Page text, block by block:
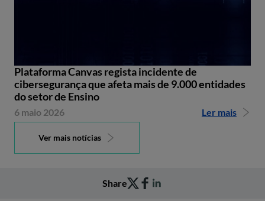
Plataforma Canvas regista incidente de
cibersegurança que afeta mais de 9.000 entidades
do setor de Ensino
6 maio 2026 Ler mais
Ver mais notícias
Share